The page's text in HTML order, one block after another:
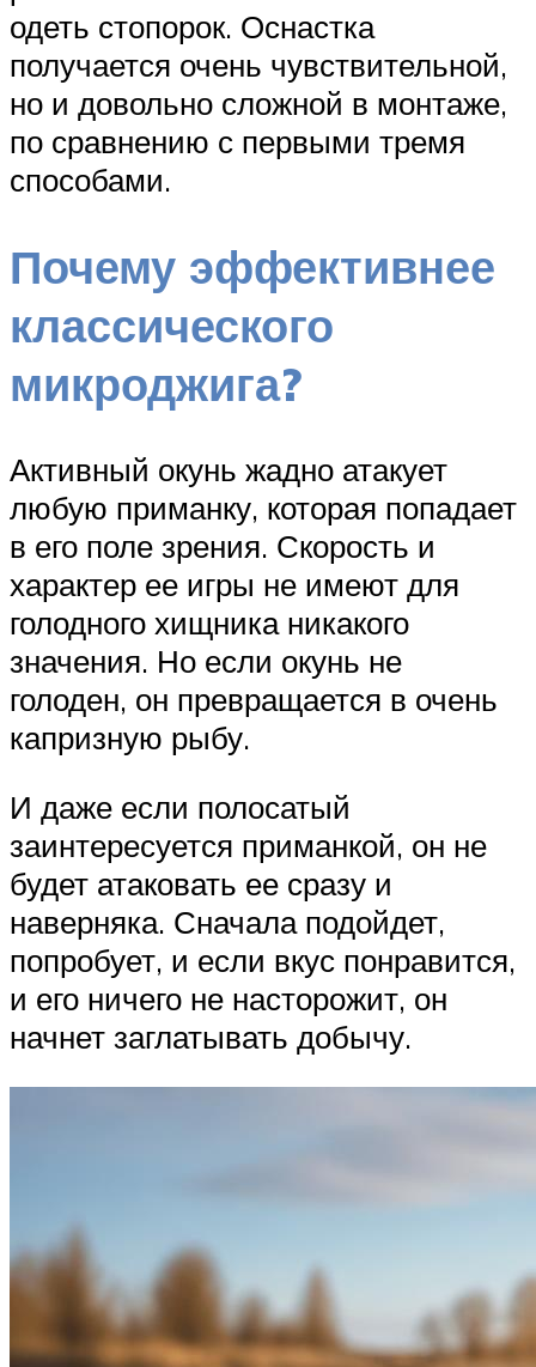
одеть стопорок. Оснастка
получается очень чувствительной,
но и довольно сложной в монтаже,
по сравнению с первыми тремя
способами.
Почему эффективнее
классического
микроджига?
Активный окунь жадно атакует
любую приманку, которая попадает
в его поле зрения. Скорость и
характер ее игры не имеют для
голодного хищника никакого
значения. Но если окунь не
голоден, он превращается в очень
капризную рыбу.
И даже если полосатый
заинтересуется приманкой, он не
будет атаковать ее сразу и
наверняка. Сначала подойдет,
попробует, и если вкус понравится,
и его ничего не насторожит, он
начнет заглатывать добычу.